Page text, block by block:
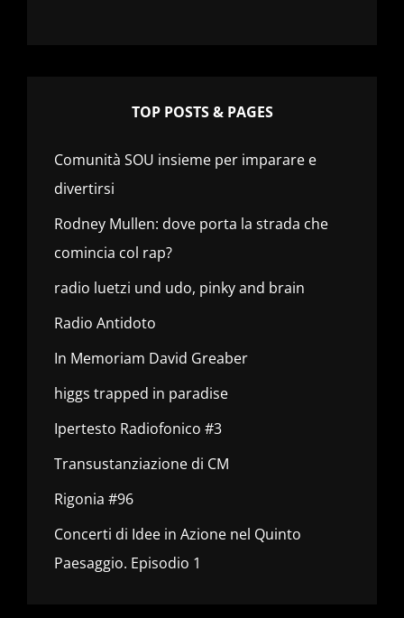
TOP POSTS & PAGES
Comunità SOU insieme per imparare e
divertirsi
Rodney Mullen: dove porta la strada che
comincia col rap?
radio luetzi und udo, pinky and brain
Radio Antidoto
In Memoriam David Greaber
higgs trapped in paradise
Ipertesto Radiofonico #3
Transustanziazione di CM
Rigonia #96
Concerti di Idee in Azione nel Quinto
Paesaggio. Episodio 1